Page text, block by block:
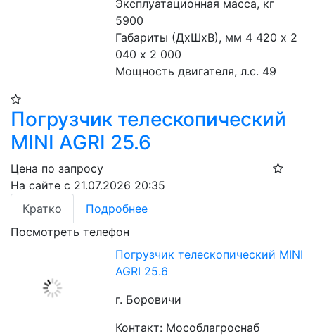
Эксплуатационная масса, кг
5900
Габариты (ДхШхВ), мм 4 420 х 2
040 х 2 000
Мощность двигателя, л.с. 49
Погрузчик телескопический
MINI AGRI 25.6
Цена по запросу
На сайте с 21.07.2026 20:35
Кратко
Подробнее
Посмотреть телефон
Погрузчик телескопический MINI
AGRI 25.6
г. Боровичи
Контакт: Мособлагроснаб